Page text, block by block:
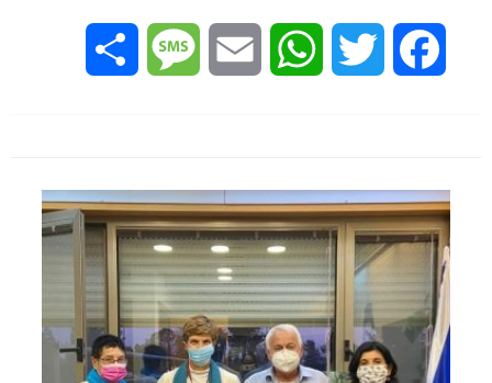
Facebook
Twitter
WhatsApp
Email
Message